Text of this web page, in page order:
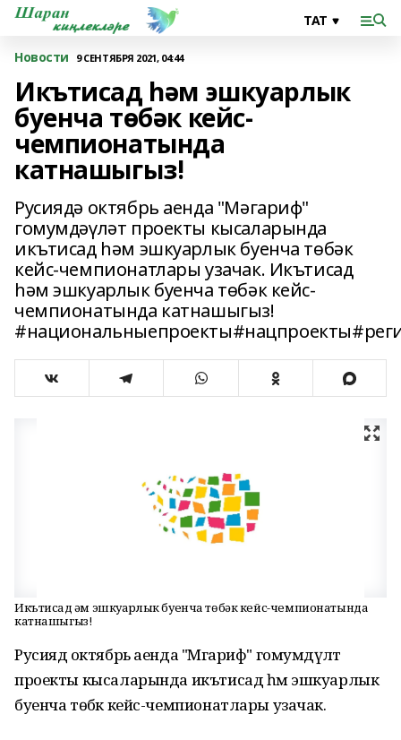
Новости 9 СЕНТЯБРЯ 2021, 04:44
Икътисад һәм эшкуарлык
буенча төбәк кейс-
чемпионатында
катнашыгыз!
Русиядә октябрь аенда "Мәгариф"
гомумдәүләт проекты кысаларында
икътисад һәм эшкуарлык буенча төбәк
кейс-чемпионатлары узачак. Икътисад
һәм эшкуарлык буенча төбәк кейс-
чемпионатында катнашыгыз!
Икътисад һәм эшкуарлык буенча төбәк кейс-чемпионатында
катнашыгыз!
Русиядә октябрь аенда "Мәгариф" гомумдәүләт
проекты кысаларында икътисад һәм эшкуарлык
буенча төбәк кейс-чемпионатлары узачак.